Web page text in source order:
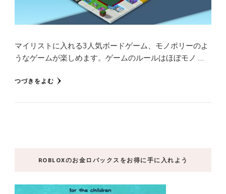
マイリストに入れる3人気ボードゲーム、モノポリーのよ
うなゲームが楽しめます。ゲームのルールはほぼモノ …
つづきをよむ
ROBLOXのお金ロバックスをお得に手に入れよう